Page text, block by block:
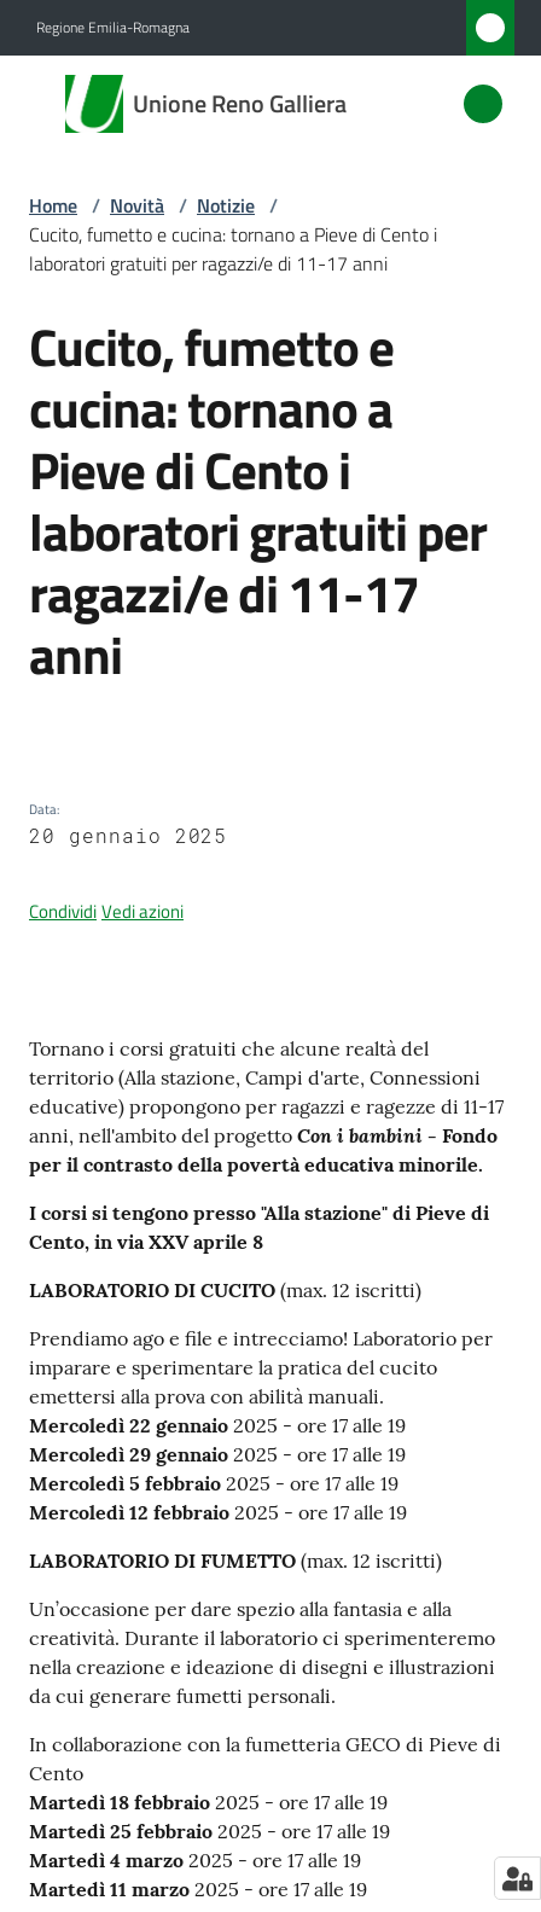
Regione Emilia-Romagna
Unione Reno Galliera
Unione
Reno
Amministrazione
Novità
Menu selezionato
Vivere
l'Unione
Amministrazione
trasparente
Seguici
su
Home / Novità / Notizie /
Cucito, fumetto e cucina: tornano a Pieve di Cento i
laboratori gratuiti per ragazzi/e di 11-17 anni
Salta al contenuto
Cucito, fumetto e
cucina: tornano a
Pieve di Cento i
laboratori gratuiti per
ragazzi/e di 11-17
anni
Data:
20 gennaio 2025
CondividiVedi azioni
Contenuto
Tornano i corsi gratuiti che alcune realtà del
territorio (Alla stazione, Campi d'arte, Connessioni
educative) propongono per ragazzi e ragezze di 11-17
anni, nell'ambito del progetto Con i bambini - Fondo
per il contrasto della povertà educativa minorile.
I corsi si tengono presso "Alla stazione" di Pieve di
Cento, in via XXV aprile 8
LABORATORIO DI CUCITO (max. 12 iscritti)
Prendiamo ago e file e intrecciamo! Laboratorio per
imparare e sperimentare la pratica del cucito
emettersi alla prova con abilità manuali.
Mercoledì 22 gennaio 2025 - ore 17 alle 19
Mercoledì 29 gennaio 2025 - ore 17 alle 19
Mercoledì 5 febbraio 2025 - ore 17 alle 19
Mercoledì 12 febbraio 2025 - ore 17 alle 19
LABORATORIO DI FUMETTO (max. 12 iscritti)
Un’occasione per dare spezio alla fantasia e alla
creatività. Durante il laboratorio ci sperimenteremo
nella creazione e ideazione di disegni e illustrazioni
da cui generare fumetti personali.
In collaborazione con la fumetteria GECO di Pieve di
Cento
Martedì 18 febbraio 2025 - ore 17 alle 19
Martedì 25 febbraio 2025 - ore 17 alle 19
Martedì 4 marzo 2025 - ore 17 alle 19
Martedì 11 marzo 2025 - ore 17 alle 19